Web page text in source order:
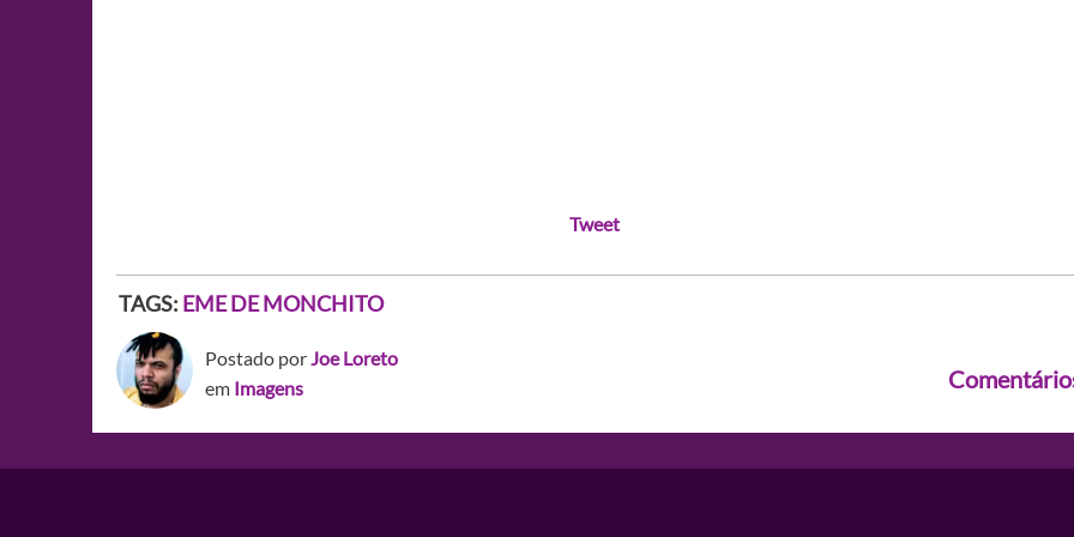
Tweet
TAGS: EME DE MONCHITO
Postado porJoe Loreto
em Imagens